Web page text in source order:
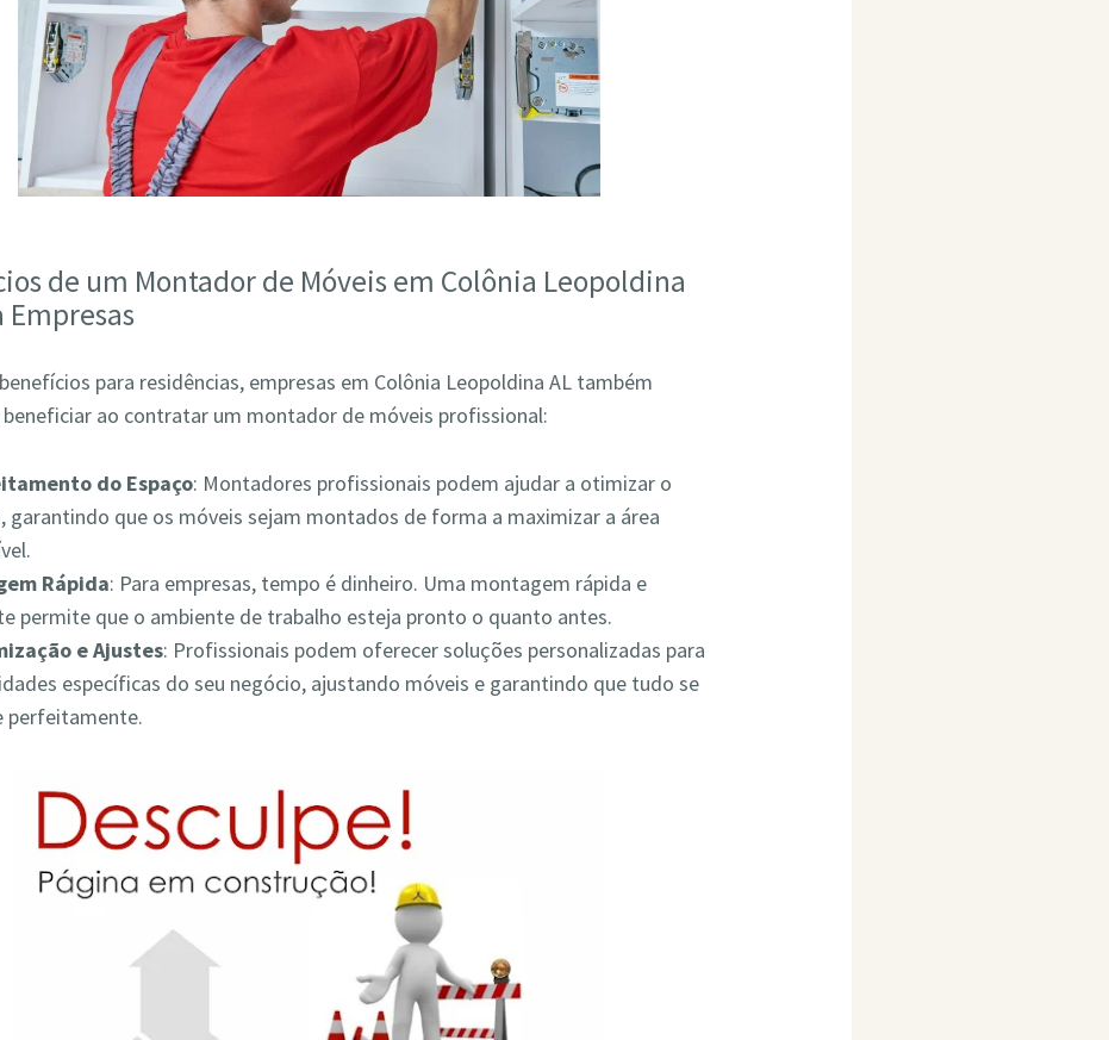
de um Montador de Móveis em Colônia Leopoldina
Empresas
para residências, empresas em Colônia Leopoldina AL também
beneficiar ao contratar um montador de móveis profissional:
do Espaço: Montadores profissionais podem ajudar a otimizar o
garantindo que os móveis sejam montados de forma a maximizar a área
Rápida: Para empresas, tempo é dinheiro. Uma montagem rápida e
permite que o ambiente de trabalho esteja pronto o quanto antes.
e Ajustes: Profissionais podem oferecer soluções personalizadas para
específicas do seu negócio, ajustando móveis e garantindo que tudo se
perfeitamente.